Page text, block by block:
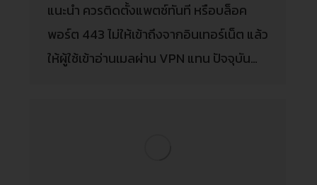
แนะนำ ควรติดตั้งแพตช์ทันที หรือบล็อค
พอร์ต 443 ไม่ให้เข้าถึงจากอินเทอร์เน็ต แล้ว
ให้ผู้ใช้เข้าอ่านเมลผ่าน VPN แทน ปัจจุบัน…